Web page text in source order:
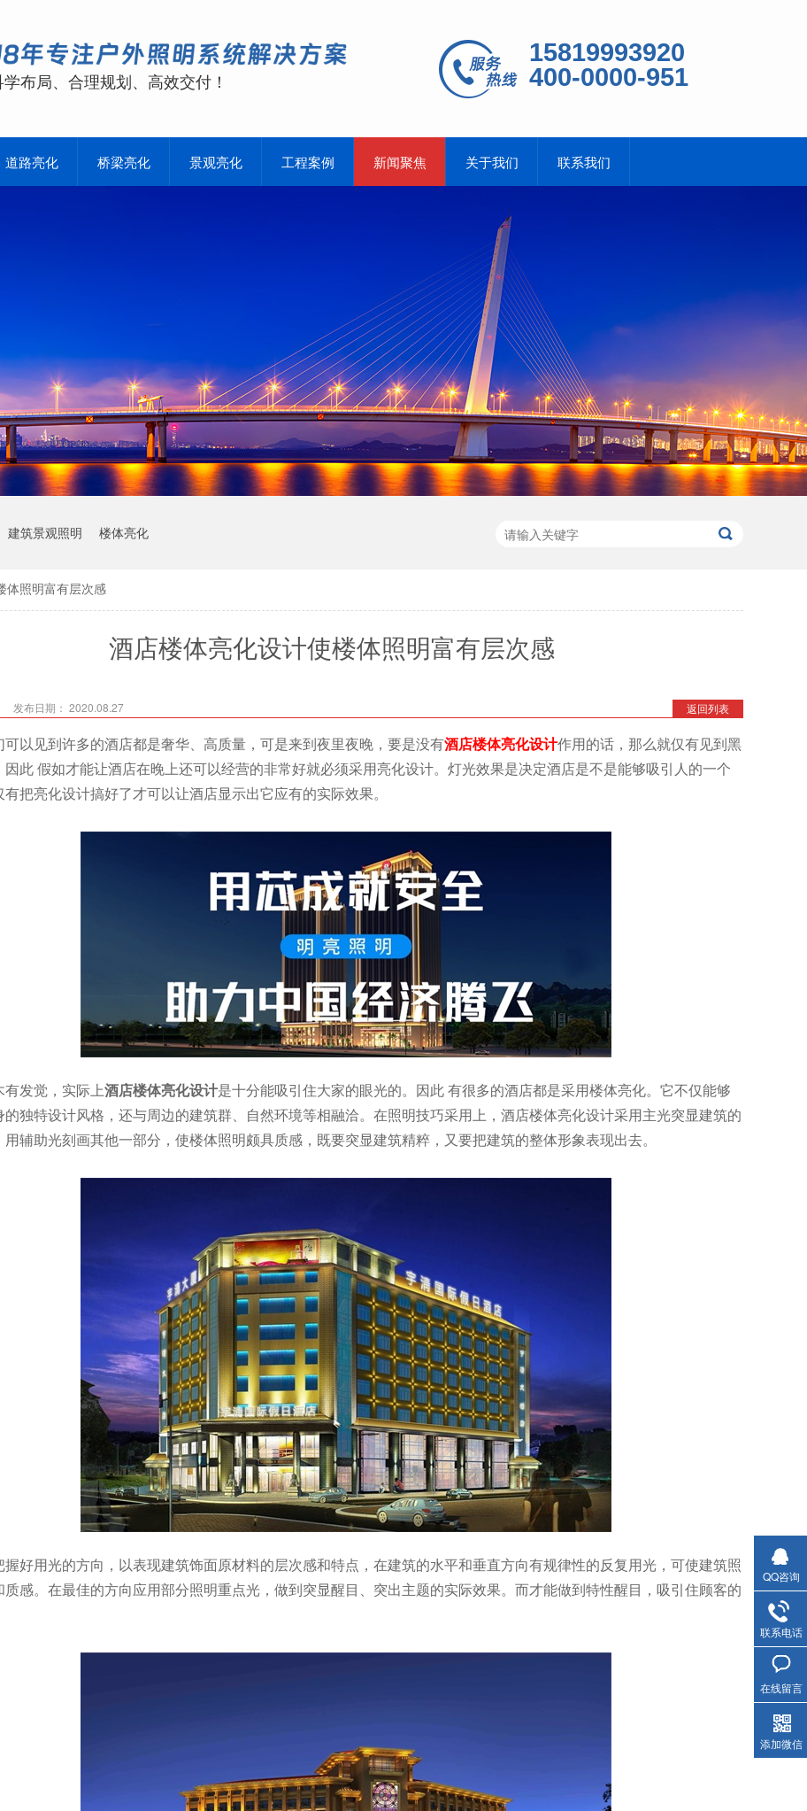
学布局、合理规划、高效交付！
15819993920
400-0000-951
道路亮化 桥梁亮化 景观亮化 工程案例 新闻聚焦 关于我们 联系我们
建筑景观照明 楼体亮化
体照明富有层次感
酒店楼体亮化设计使楼体照明富有层次感
返回列表
发布日期： 2020.08.27
可以见到许多的酒店都是奢华、高质量，可是来到夜里夜晚，要是没有酒店楼体亮化设计作用的话，那么就仅有见到黑
此 假如才能让酒店在晚上还可以经营的非常好就必须采用亮化设计。灯光效果是决定酒店是不是能够吸引人的一个
把亮化设计搞好了才可以让酒店显示出它应有的实际效果。
有发觉，实际上酒店楼体亮化设计是十分能吸引住大家的眼光的。因此 有很多的酒店都是采用楼体亮化。它不仅能够
的独特设计风格，还与周边的建筑群、自然环境等相融洽。在照明技巧采用上，酒店楼体亮化设计采用主光突显建筑的
辅助光刻画其他一部分，使楼体照明颇具质感，既要突显建筑精粹，又要把建筑的整体形象表现出去。
握好用光的方向，以表现建筑饰面原材料的层次感和特点，在建筑的水平和垂直方向有规律性的反复用光，可使建筑照
质感。在最佳的方向应用部分照明重点光，做到突显醒目、突出主题的实际效果。而才能做到特性醒目，吸引住顾客的
QQ咨询
联系电话
在线留言
添加微信